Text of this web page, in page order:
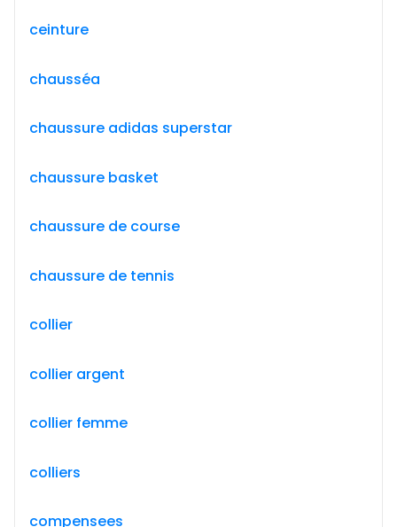
ceinture
chausséa
chaussure adidas superstar
chaussure basket
chaussure de course
chaussure de tennis
collier
collier argent
collier femme
colliers
compensees